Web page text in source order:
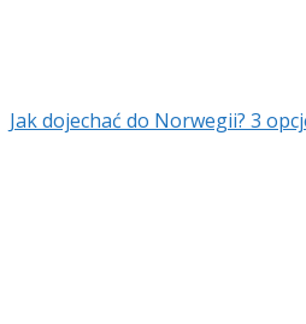
Jak dojechać do Norwegii? 3